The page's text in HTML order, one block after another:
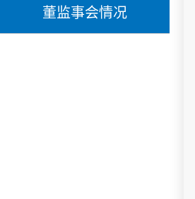
董监事会情况